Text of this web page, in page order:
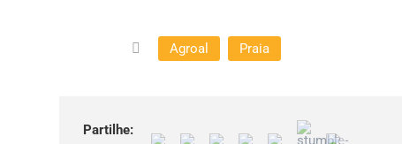
Agroal Praia
Partilhe: